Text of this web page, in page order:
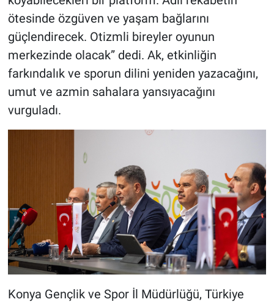
ötesinde özgüven ve yaşam bağlarını
güçlendirecek. Otizmli bireyler oyunun
merkezinde olacak” dedi. Ak, etkinliğin
farkındalık ve sporun dilini yeniden yazacağını,
umut ve azmin sahalara yansıyacağını
vurguladı.
Konya Gençlik ve Spor İl Müdürlüğü, Türkiye